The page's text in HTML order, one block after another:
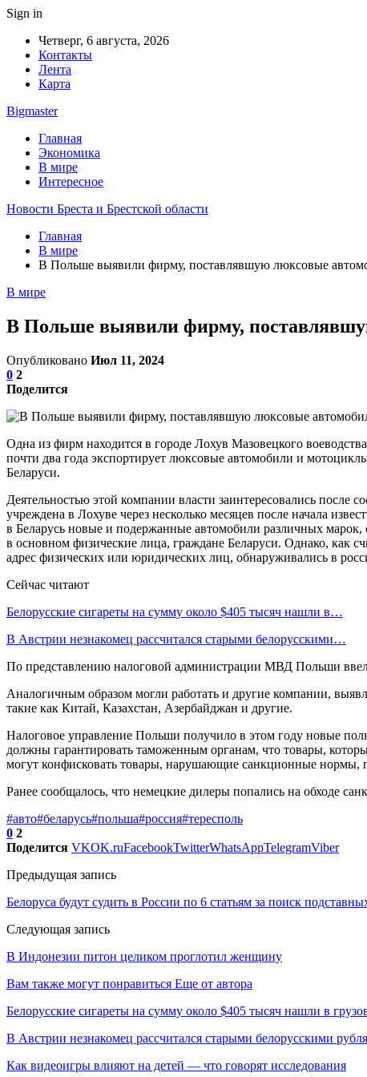
Sign in
Четверг, 6 августа, 2026
Контакты
Лента
Карта
Bigmaster
Главная
Экономика
В мире
Интересное
Новости Бреста и Брестской области
Главная
В мире
В Польше выявили фирму, поставлявшую люксовые
В мире
В Польше выявили фирму,
Опубликовано Июл 11, 2024
0 2
Поделится
Одна из фирм находится в городе Лохув Мазовецкого
почти два года экспортирует люксовые автомобили и
Беларуси.
Деятельностью этой компании власти заинтересовались
учреждена в Лохуве через несколько месяцев после начала
в Беларусь новые и подержанные автомобили различных марок,
в основном физические лица, граждане Беларуси. Однако, как
адрес физических или юридических лиц, обнаруживались в
Сейчас читают
Белорусские сигареты на сумму около $405 тысяч нашли в…
В Австрии незнакомец рассчитался старыми белорусскими…
По представлению налоговой администрации МВД Польши
Аналогичным образом могли работать и другие компании,
такие как Китай, Казахстан, Азербайджан и другие.
Налоговое управление Польши получило в этом году новые
должны гарантировать таможенным органам, что товары,
могут конфисковать товары, нарушающие санкционные нормы,
Ранее сообщалось, что немецкие дилеры попались на обходе
#авто#беларусь#польша#россия#тересполь
0 2
Поделится VKOK.ruFacebookTwitterWhatsAppTelegramViber
Предыдущая запись
Белоруса будут судить в России по 6 статьям за поиск
Следующая запись
В Индонезии питон целиком проглотил женщину
Вам также могут понравиться Еще от автора
Белорусские сигареты на сумму около $405 тысяч нашли в
В Австрии незнакомец рассчитался старыми белорусскими
Как видеоигры влияют на детей — что говорят исследования